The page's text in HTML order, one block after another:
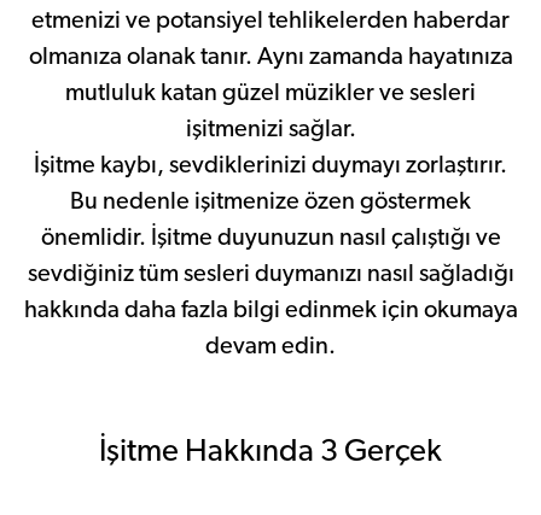
etmenizi ve potansiyel tehlikelerden haberdar
olmanıza olanak tanır. Aynı zamanda hayatınıza
mutluluk katan güzel müzikler ve sesleri
işitmenizi sağlar.
İşitme kaybı, sevdiklerinizi duymayı zorlaştırır.
Bu nedenle işitmenize özen göstermek
önemlidir. İşitme duyunuzun nasıl çalıştığı ve
sevdiğiniz tüm sesleri duymanızı nasıl sağladığı
hakkında daha fazla bilgi edinmek için okumaya
devam edin.
İşitme Hakkında 3 Gerçek